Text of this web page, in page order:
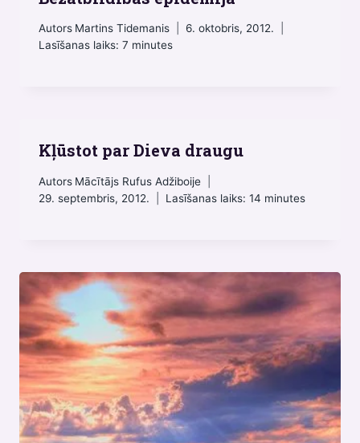
Autors Martins Tidemanis
6. oktobris, 2012.
Lasīšanas laiks: 7 minutes
Kļūstot par Dieva draugu
Autors Mācītājs Rufus Adžiboije
29. septembris, 2012.
Lasīšanas laiks: 14 minutes